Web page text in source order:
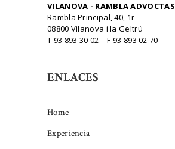
VILANOVA - RAMBLA ADVOCTAS
Rambla Principal, 40, 1r
08800 Vilanova i la Geltrú
T 93 893 30 02 - F 93 893 02 70
ENLACES
Home
Experiencia